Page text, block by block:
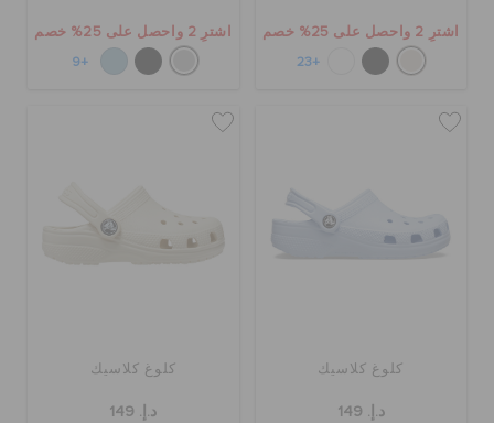
اشترِ 2 واحصل على 25% خصم
+23
اشترِ 2 واحصل على 25% خصم
+9
كلوغ كلاسيك
د.إ. 149
كلوغ كلاسيك
د.إ. 149